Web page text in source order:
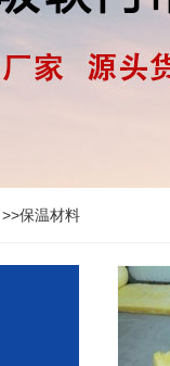
>>保温材料